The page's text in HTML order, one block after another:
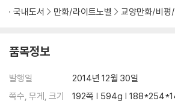
국내도서 만화/라이트노벨 교양만화/비평
품목정보
발행일
2014년 12월 30일
쪽수, 무게, 크기
192쪽 | 594g |